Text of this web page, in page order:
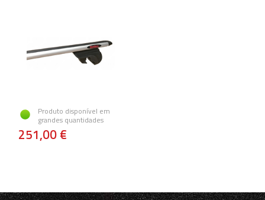
Produto disponível em
grandes quantidades
251,00 €